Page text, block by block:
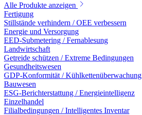
Alle Produkte anzeigen
Fertigung
Stillstände verhindern / OEE verbessern
Energie und Versorgung
EED-Submetering / Fernablesung
Landwirtschaft
Getreide schützen / Extreme Bedingungen
Gesundheitswesen
GDP-Konformität / Kühlkettenüberwachung
Bauwesen
ESG-Berichterstattung / Energieintelligenz
Einzelhandel
Filialbedingungen / Intelligentes Inventar